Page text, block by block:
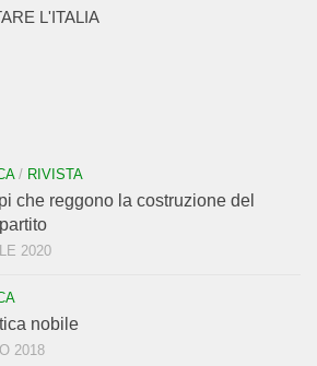
L'ITALIA
/ RIVISTA
che reggono la costruzione del
2020
nobile
2018